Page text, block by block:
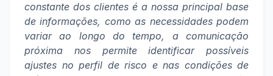
constante dos clientes é a nossa principal base
de informações, como as necessidades podem
variar ao longo do tempo, a comunicação
próxima nos permite identificar possíveis
ajustes no perfil de risco e nas condições de